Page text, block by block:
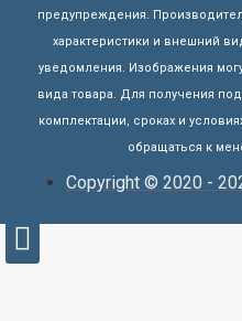
предупреждения.
характеристики и внешний
уведомления. Изображения
вида товара. Для получения
комплектации, сроках и
обращаться к
Copyright © 2020 -